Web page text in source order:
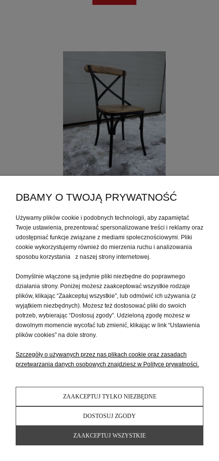
Model: IMKRZE142
Wymiary 43 x 40 x 90
Realizacja : 48h
543,20 zł
DO KOSZYKA
DBAMY O TWOJĄ PRYWATNOŚĆ
Używamy plików cookie i podobnych technologii, aby zapamiętać
Twoje ustawienia, prezentować spersonalizowane treści i reklamy oraz
udostępniać funkcje związane z mediami społecznościowymi. Pliki
cookie wykorzystujemy również do mierzenia ruchu i analizowania
sposobu korzystania z naszej strony internetowej.
Domyślnie włączone są jedynie pliki niezbędne do poprawnego
działania strony. Poniżej możesz zaakceptować wszystkie rodzaje
plików, klikając “Zaakceptuj wszystkie”, lub odmówić ich używania (z
wyjątkiem niezbędnych). Możesz też dostosować pliki do swoich
potrzeb, wybierając “Dostosuj zgody”. Udzieloną zgodę możesz w
dowolnym momencie wycofać lub zmienić, klikając w link “Ustawienia
plików cookies” na dole strony.
Szczegóły o używanych przez nas plikach cookie oraz zasadach
przetwarzania danych osobowych znajdziesz w Polityce prywatności.
ZAAKCEPTUJ TYLKO NIEZBĘDNE
DOSTOSUJ ZGODY
ZAAKCEPTUJ WSZYSTKIE